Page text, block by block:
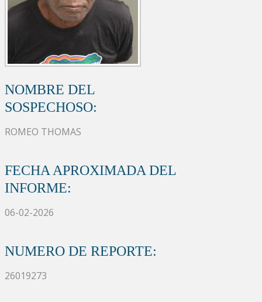
NOMBRE DEL
SOSPECHOSO:
ROMEO THOMAS
FECHA APROXIMADA DEL
INFORME:
06-02-2026
NUMERO DE REPORTE:
26019273